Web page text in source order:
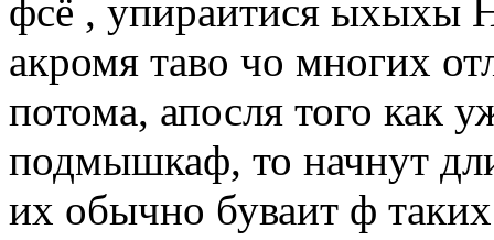
фсё , упираитися ыхыхы
акромя таво чо многих
потома, апосля того как
подмышкаф, то начнут
их обычно буваит ф